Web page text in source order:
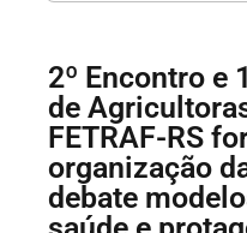
2º Encontro e
de
FETRAF-RS
organização
debate